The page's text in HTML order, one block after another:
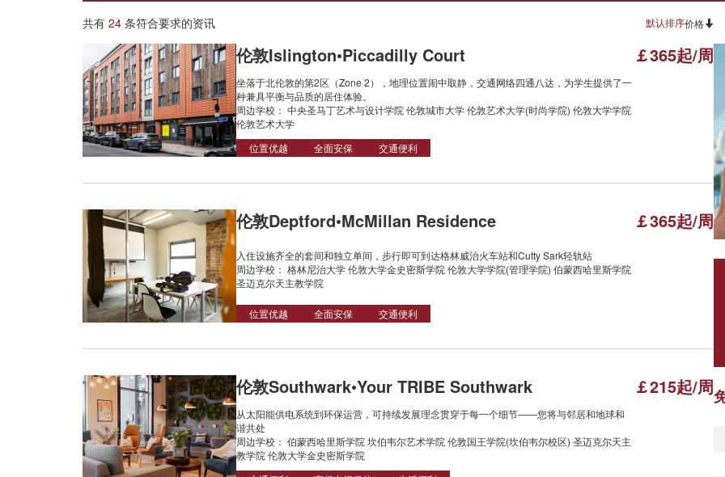
共有 24 条符合要求的资讯 默认排序价格
伦敦Islington•Piccadilly Court
坐落于北伦敦的第2区（Zone 2），地理位置闹中取静，交通网络四通八达，为学生提供了一
种兼具平衡与品质的居住体验。
周边学校： 中央圣马丁艺术与设计学院 伦敦城市大学 伦敦艺术大学(时尚学院) 伦敦大学学院
伦敦艺术大学
位置优越
全面安保 交通便利
￡365起/周
伦敦Deptford•McMillan Residence
入住设施齐全的套间和独立单间，步行即可到达格林威治火车站和Cutty Sark轻轨站
周边学校： 格林尼治大学 伦敦大学金史密斯学院 伦敦大学学院(管理学院) 伯蒙西哈里斯学院
圣迈克尔天主教学院
位置优越 全面安保 交通便利
￡365起/周
伦敦Southwark•Your TRIBE Southwark
从太阳能供电系统到环保运营，可持续发展理念贯穿于每一个细节——您将与邻居和地球和
谐共处
周边学校： 伯蒙西哈里斯学院 坎伯韦尔艺术学院 伦敦国王学院(坎伯韦尔校区) 圣迈克尔天主
教学院 伦敦大学金史密斯学院
￡215起/周